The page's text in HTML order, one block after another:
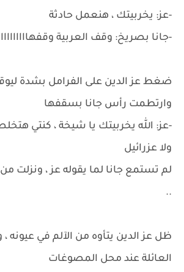
-عز: يخربيتك ، هنعمل حادثة
-جانا بصريخ: وقف العربية
ضغط عز الدين على الفرامل بشدة
وارتطمت رأس جانا بسقفها
-عز: الله يخربيتك يا شيخة ، كنتي
ولا عزرائيل
لم تستمع جانا لما يقوله عز ، ونزلت
..
ظل عز الدين يتأوه من الآلم في عيونه
العائلة عند محل المصوغات